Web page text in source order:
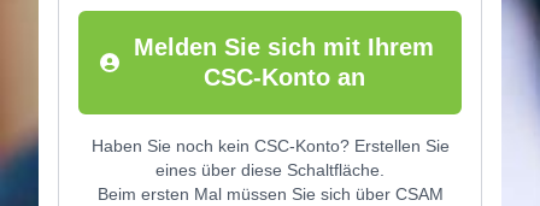
Melden Sie sich mit Ihrem
CSC-Konto an
Haben Sie noch kein CSC-Konto? Erstellen Sie
eines über diese Schaltfläche.
Beim ersten Mal müssen Sie sich über CSAM